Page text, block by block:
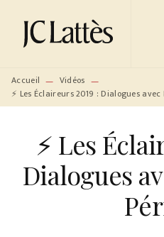
MENU RECHERCHE
PIED DE PAGE
Accueil — Vidéos —
⚡ Les Éclaireurs 2019 : Dialogues
⚡ Les
Dialogues